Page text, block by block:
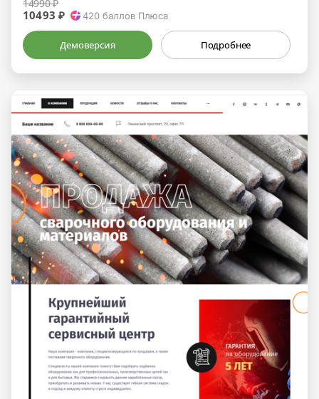
14990 ₽
10493 ₽ 420 баллов Плюса
Демоверсия Подробнее